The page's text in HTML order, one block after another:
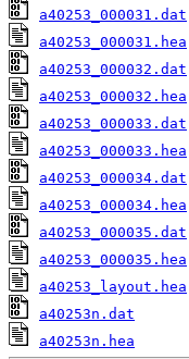
a40253_000031.dat
a40253_000031.hea
a40253_000032.dat
a40253_000032.hea
a40253_000033.dat
a40253_000033.hea
a40253_000034.dat
a40253_000034.hea
a40253_000035.dat
a40253_000035.hea
a40253_layout.hea
a40253n.dat
a40253n.hea